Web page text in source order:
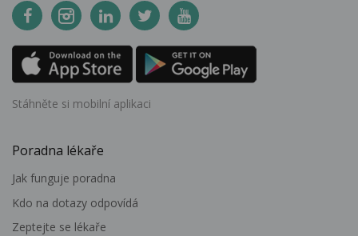
Stáhněte si mobilní aplikaci
Poradna lékaře
Jak funguje poradna
Kdo na dotazy odpovídá
Zeptejte se lékaře